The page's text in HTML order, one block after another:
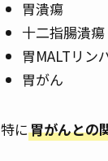
胃潰瘍
十二指腸潰瘍
胃MALTリン
胃がん
特に胃がんとの